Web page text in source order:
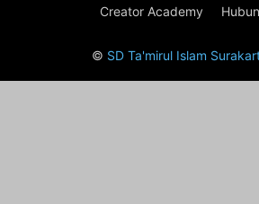
Creator Academy
© SD Ta'mirul Islam